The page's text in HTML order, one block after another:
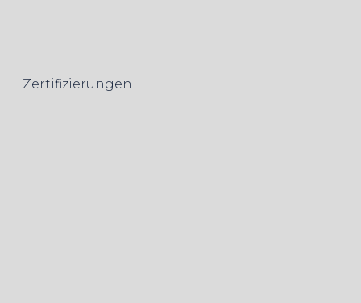
Zertifizierungen